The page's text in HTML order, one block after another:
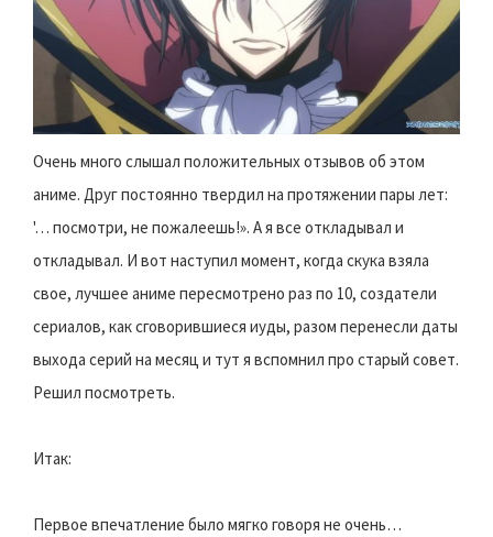
Очень много слышал положительных отзывов об этом
аниме. Друг постоянно твердил на протяжении пары лет:
'… посмотри, не пожалеешь!». А я все откладывал и
откладывал. И вот наступил момент, когда скука взяла
свое, лучшее аниме пересмотрено раз по 10, создатели
сериалов, как сговорившиеся иуды, разом перенесли даты
выхода серий на месяц и тут я вспомнил про старый совет.
Решил посмотреть.
Итак:
Первое впечатление было мягко говоря не очень…